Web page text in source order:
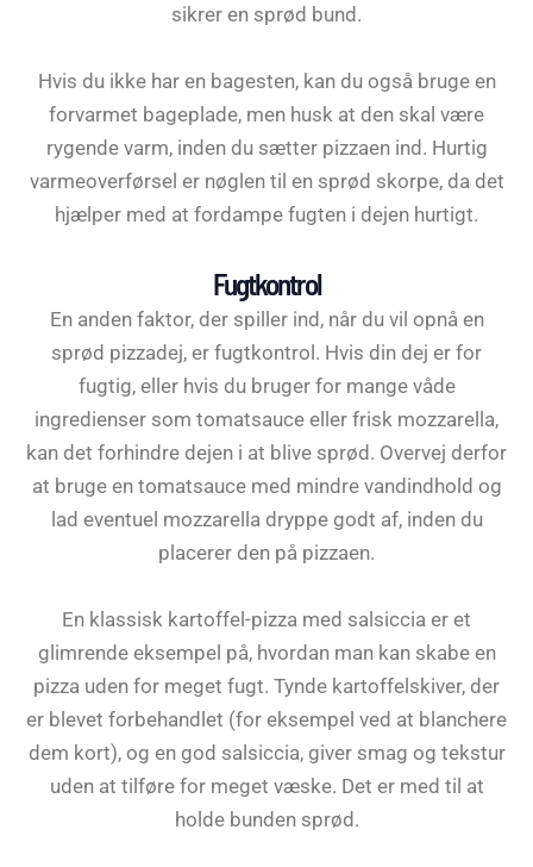
sikrer en sprød bund.
Hvis du ikke har en bagesten, kan du også bruge en
forvarmet bageplade, men husk at den skal være
rygende varm, inden du sætter pizzaen ind. Hurtig
varmeoverførsel er nøglen til en sprød skorpe, da det
hjælper med at fordampe fugten i dejen hurtigt.
Fugtkontrol
En anden faktor, der spiller ind, når du vil opnå en
sprød pizzadej, er fugtkontrol. Hvis din dej er for
fugtig, eller hvis du bruger for mange våde
ingredienser som tomatsauce eller frisk mozzarella,
kan det forhindre dejen i at blive sprød. Overvej derfor
at bruge en tomatsauce med mindre vandindhold og
lad eventuel mozzarella dryppe godt af, inden du
placerer den på pizzaen.
En klassisk kartoffel-pizza med salsiccia er et
glimrende eksempel på, hvordan man kan skabe en
pizza uden for meget fugt. Tynde kartoffelskiver, der
er blevet forbehandlet (for eksempel ved at blanchere
dem kort), og en god salsiccia, giver smag og tekstur
uden at tilføre for meget væske. Det er med til at
holde bunden sprød.